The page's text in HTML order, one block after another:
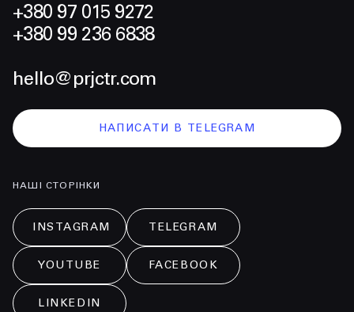
+380 97 015 9272
+380 99 236 6838
hello@prjctr.com
НАПИСАТИ В TELEGRAM
НАШІ СТОРІНКИ
INSTAGRAM TELEGRAM
YOUTUBE FACEBOOK
LINKEDIN